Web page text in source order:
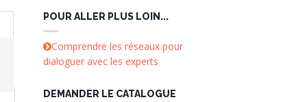
POUR ALLER PLUS LOIN...
Comprendre les réseaux pour
dialoguer avec les experts
DEMANDER LE CATALOGUE